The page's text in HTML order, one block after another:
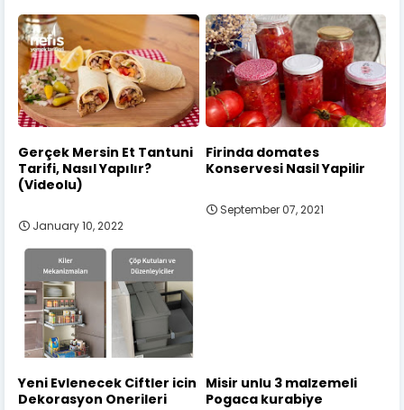
Gerçek Mersin Et Tantuni
Tarifi, Nasıl Yapılır?
(Videolu)
January 10, 2022
Firinda domates
Konservesi Nasil Yapilir
September 07, 2021
Yeni Evlenecek Ciftler icin
Dekorasyon Onerileri
Misir unlu 3 malzemeli
Pogaca kurabiye